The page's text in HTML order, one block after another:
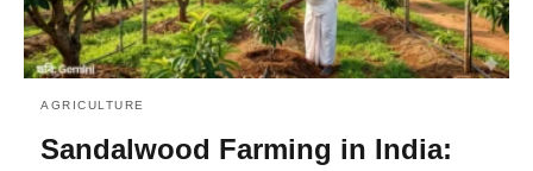
AGRICULTURE
Sandalwood Farming in India: